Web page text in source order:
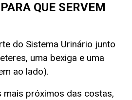
QUE SERVEM
do Sistema Urinário junto
uma bexiga e uma
ao lado).
mais próximos das costas,